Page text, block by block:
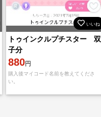
いいね
トゥインクルプチスター 双
子分
880円
購入後マイコード名前を教えてくださ
い。